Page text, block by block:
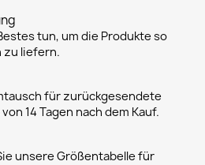
tun, um die Produkte so
zu liefern.
für zurückgesendete
14 Tagen nach dem Kauf.
unsere Größentabelle für